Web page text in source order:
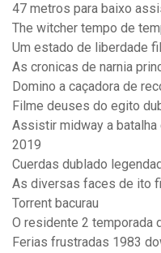
47 metros para baixo
The witcher tempo de
Um estado de liberdade
As cronicas de narnia
Domino a caçadora de
Filme deuses do egito
Assistir midway a
2019
Cuerdas dublado
As diversas faces de ito
Torrent bacurau
O residente 2 temporada
Ferias frustradas 1983